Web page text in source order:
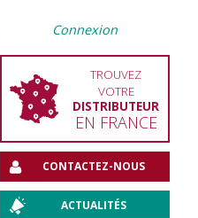
Connexion
TROUVEZ
VOTRE
DISTRIBUTEUR
EN FRANCE
CONTACTEZ-NOUS
ACTUALITÉS